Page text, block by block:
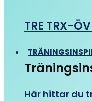
TRE TRX-
Här hittar du